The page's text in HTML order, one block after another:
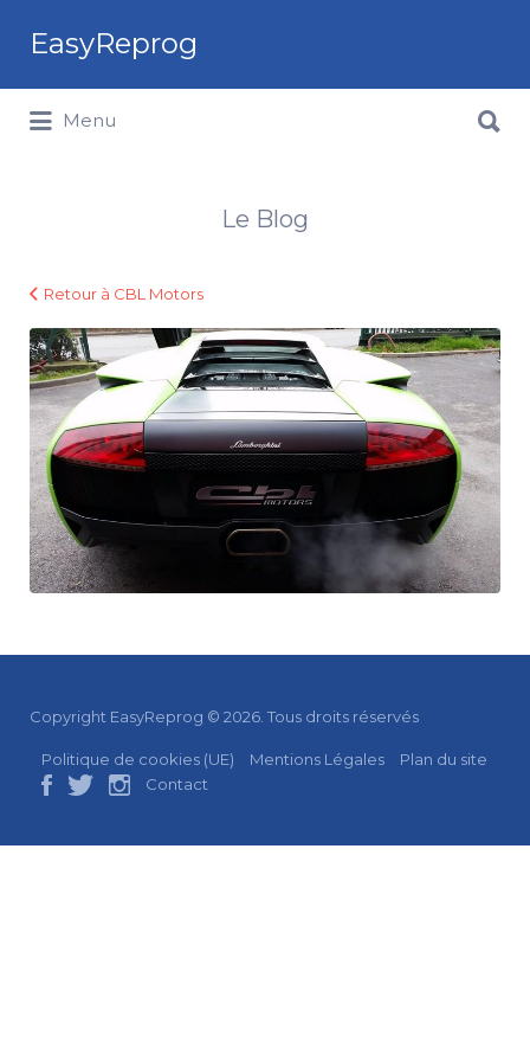
EasyReprog
Menu
Le Blog
Retour à CBL Motors
Copyright EasyReprog © 2026. Tous droits réservés
Politique de cookies (UE) Mentions Légales
Plan du site
Contact